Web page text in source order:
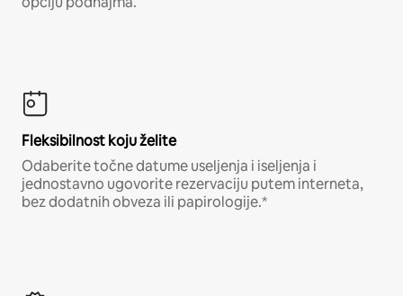
Fleksibilnost koju želite
Odaberite točne datume useljenja i iseljenja i
jednostavno ugovorite rezervaciju putem interneta,
bez dodatnih obveza ili papirologije.*